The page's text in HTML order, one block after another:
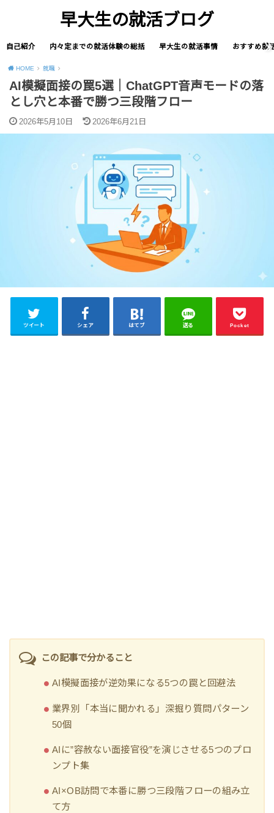
早大生の就活ブログ
自己紹介 内々定までの就活体験の総括 早大生の就活事情 おすすめ就
HOME 就職
AI模擬面接の罠5選｜ChatGPT音声モードの落
とし穴と本番で勝つ三段階フロー
2026年5月10日 2026年6月21日
ツイート シェア はてブ 送る Pocket
この記事で分かること
AI模擬面接が逆効果になる5つの罠と回避法
業界別「本当に聞かれる」深掘り質問パターン
50個
AIに”容赦ない面接官役”を演じさせる5つのプロ
ンプト集
AI×OB訪問で本番に勝つ三段階フローの組み立
て方